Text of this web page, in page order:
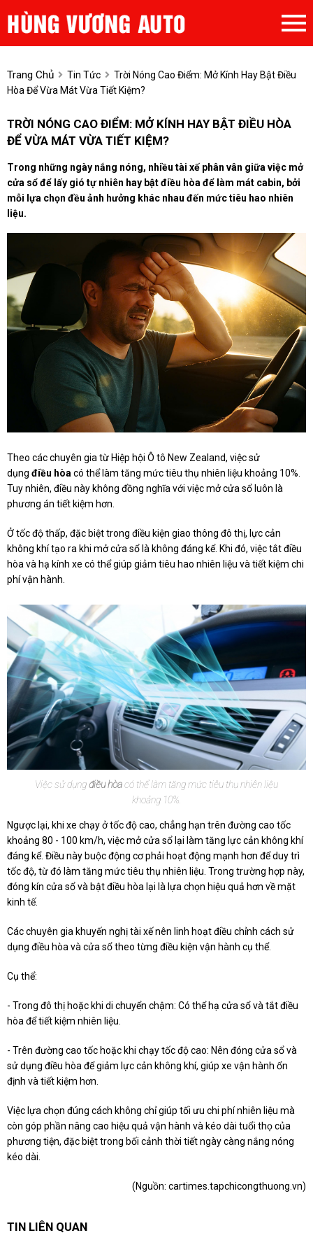
Trang Chủ Tin Tức
Trời Nóng Cao Điểm: Mở Kính Hay Bật Điều
Hòa Để Vừa Mát Vừa Tiết Kiệm?
TRỜI NÓNG CAO ĐIỂM: MỞ KÍNH HAY BẬT ĐIỀU HÒA
ĐỂ VỪA MÁT VỪA TIẾT KIỆM?
Trong những ngày nắng nóng, nhiều tài xế phân vân giữa việc mở
cửa sổ để lấy gió tự nhiên hay bật điều hòa để làm mát cabin, bởi
mỗi lựa chọn đều ảnh hưởng khác nhau đến mức tiêu hao nhiên
liệu.
Theo các chuyên gia từ Hiệp hội Ô tô New Zealand, việc sử
dụng điều hòacó thể làm tăng mức tiêu thụ nhiên liệu khoảng 10%.
Tuy nhiên, điều này không đồng nghĩa với việc mở cửa sổ luôn là
phương án tiết kiệm hơn.
Ở tốc độ thấp, đặc biệt trong điều kiện giao thông đô thị, lực cản
không khí tạo ra khi mở cửa sổ là không đáng kể. Khi đó, việc tắt điều
hòa và hạ kính xe có thể giúp giảm tiêu hao nhiên liệu và tiết kiệm chi
phí vận hành.
Việc sử dụngđiều hòacó thể làm tăng mức tiêu thụ nhiên liệu
khoảng 10%.
Ngược lại, khi xe chạy ở tốc độ cao, chẳng hạn trên đường cao tốc
khoảng 80 - 100 km/h, việc mở cửa sổ lại làm tăng lực cản không khí
đáng kể. Điều này buộc động cơ phải hoạt động mạnh hơn để duy trì
tốc độ, từ đó làm tăng mức tiêu thụ nhiên liệu. Trong trường hợp này,
đóng kín cửa sổ và bật điều hòa lại là lựa chọn hiệu quả hơn về mặt
kinh tế.
Các chuyên gia khuyến nghị tài xế nên linh hoạt điều chỉnh cách sử
dụng điều hòa và cửa sổ theo từng điều kiện vận hành cụ thể.
Cụ thể:
- Trong đô thị hoặc khi di chuyển chậm: Có thể hạ cửa sổ và tắt điều
hòa để tiết kiệm nhiên liệu.
- Trên đường cao tốc hoặc khi chạy tốc độ cao: Nên đóng cửa sổ và
sử dụng điều hòa để giảm lực cản không khí, giúp xe vận hành ổn
định và tiết kiệm hơn.
Việc lựa chọn đúng cách không chỉ giúp tối ưu chi phí nhiên liệu mà
còn góp phần nâng cao hiệu quả vận hành và kéo dài tuổi thọ của
phương tiện, đặc biệt trong bối cảnh thời tiết ngày càng nắng nóng
kéo dài.
(Nguồn: cartimes.tapchicongthuong.vn)
TIN LIÊN QUAN